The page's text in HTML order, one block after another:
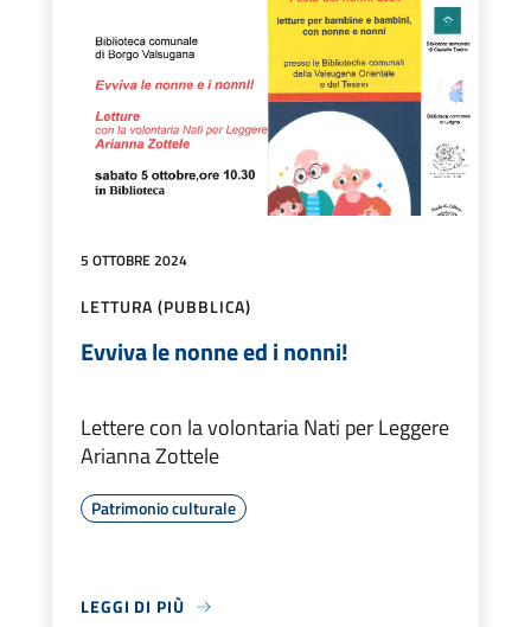
5 OTTOBRE 2024
LETTURA (PUBBLICA)
Evviva le nonne ed i nonni!
Lettere con la volontaria Nati per Leggere
Arianna Zottele
Patrimonio culturale
LEGGI DI PIÙ